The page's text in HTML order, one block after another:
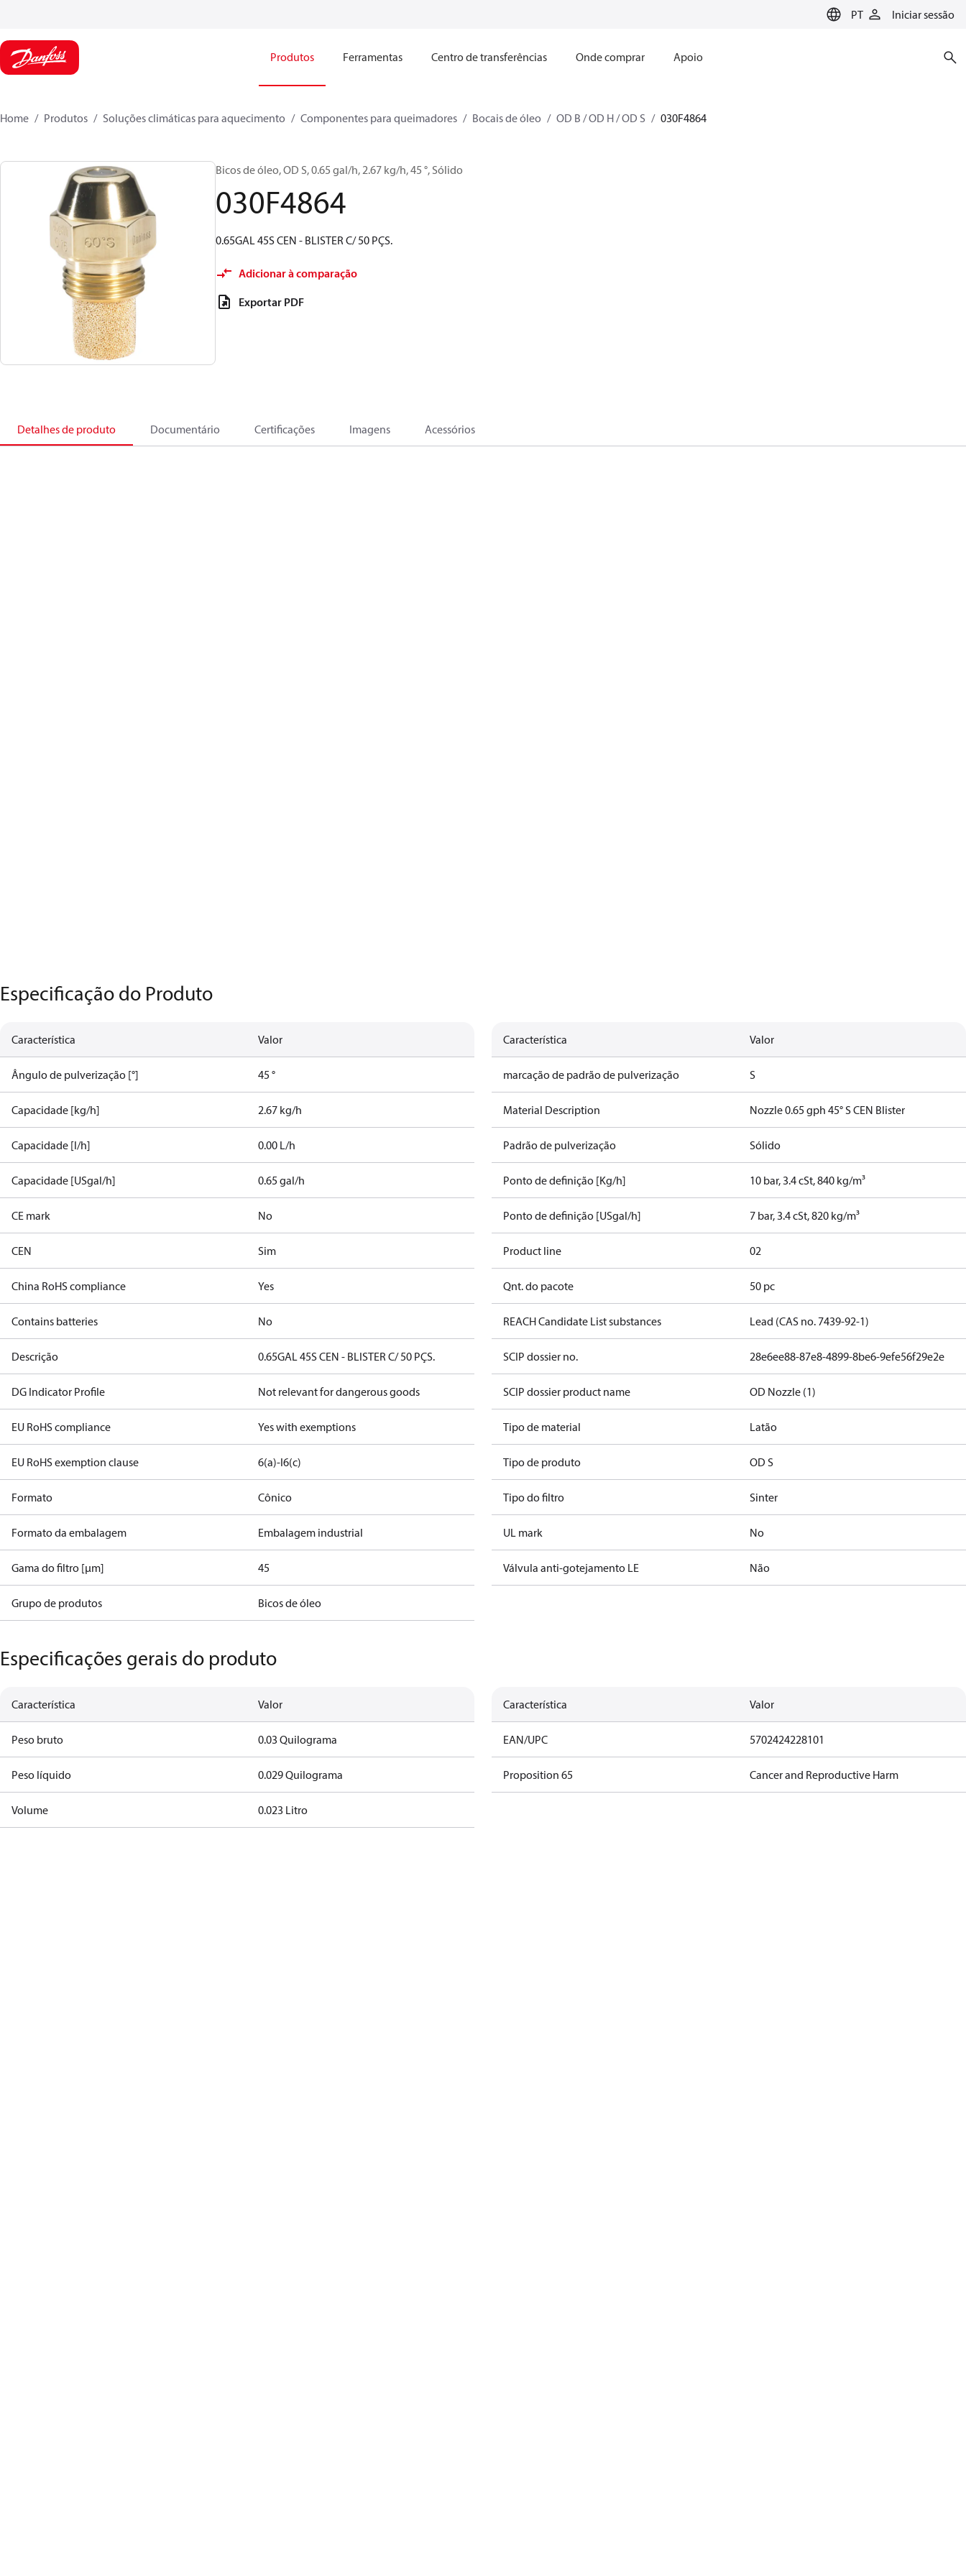
PT Iniciar sessão
Produtos Ferramentas Centro de transferências Onde comprar Apoio
Home Produtos Soluções climáticas para aquecimento Componentes para queimadores Bocais de óleo OD B / OD H / OD S 030F4864
Bicos de óleo, OD S, 0.65 gal/h, 2.67 kg/h, 45 °, Sólido
030F4864
0.65GAL 45S CEN - BLISTER C/ 50 PÇS.
Adicionar à comparação
Exportar PDF
Detalhes de produto Documentário Certificações Imagens Acessórios
Especificação do Produto
Característica Valor
Ângulo de pulverização [°] 45 °
Capacidade [kg/h] 2.67 kg/h
Capacidade [l/h] 0.00 L/h
Capacidade [USgal/h] 0.65 gal/h
CE mark No
CEN Sim
China RoHS compliance Yes
Contains batteries No
Descrição 0.65GAL 45S CEN - BLISTER C/ 50 PÇS.
DG Indicator Profile Not relevant for dangerous goods
EU RoHS compliance Yes with exemptions
EU RoHS exemption clause 6(a)-I6(c)
Formato Cônico
Formato da embalagem Embalagem industrial
Gama do filtro [µm] 45
Grupo de produtos Bicos de óleo
Característica Valor
marcação de padrão de pulverização S
Material Description Nozzle 0.65 gph 45° S CEN Blister
Padrão de pulverização Sólido
Ponto de definição [Kg/h] 10 bar, 3.4 cSt, 840 kg/m³
Ponto de definição [USgal/h] 7 bar, 3.4 cSt, 820 kg/m³
Product line 02
Qnt. do pacote 50 pc
REACH Candidate List substances Lead (CAS no. 7439-92-1)
SCIP dossier no. 28e6ee88-87e8-4899-8be6-9efe56f29e2e
SCIP dossier product name OD Nozzle (1)
Tipo de material Latão
Tipo de produto OD S
Tipo do filtro Sinter
UL mark No
Válvula anti-gotejamento LE Não
Especificações gerais do produto
Característica Valor
Peso bruto 0.03 Quilograma
Peso líquido 0.029 Quilograma
Volume 0.023 Litro
Característica Valor
EAN/UPC 5702424228101
Proposition 65 Cancer and Reproductive Harm